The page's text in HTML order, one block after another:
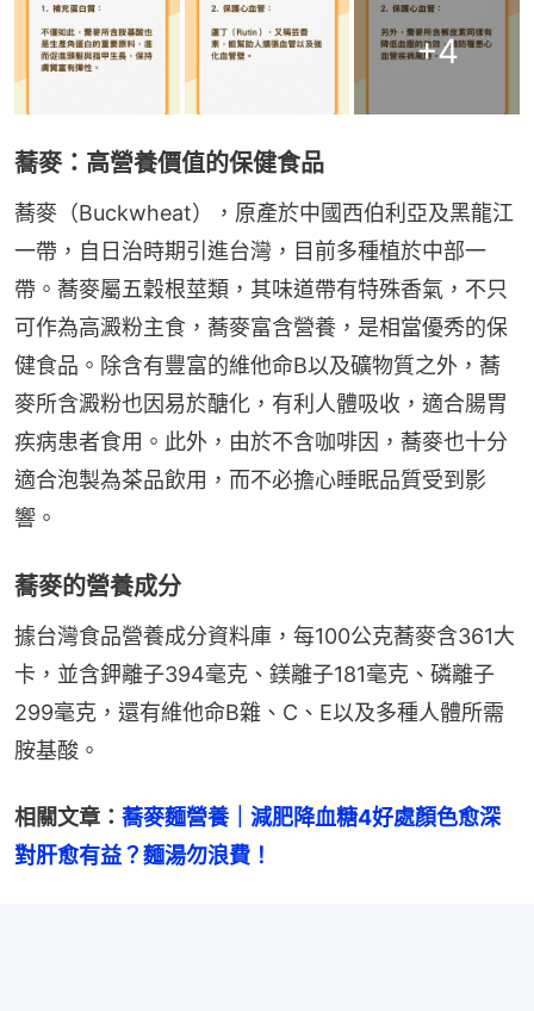
+4
蕎麥：高營養價值的保健食品
蕎麥（Buckwheat），原產於中國西伯利亞及黑龍江
一帶，自日治時期引進台灣，目前多種植於中部一
帶。蕎麥屬五穀根莖類，其味道帶有特殊香氣，不只
可作為高澱粉主食，蕎麥富含營養，是相當優秀的保
健食品。除含有豐富的維他命B以及礦物質之外，蕎
麥所含澱粉也因易於醣化，有利人體吸收，適合腸胃
疾病患者食用。此外，由於不含咖啡因，蕎麥也十分
適合泡製為茶品飲用，而不必擔心睡眠品質受到影
響。
蕎麥的營養成分
據台灣食品營養成分資料庫，每100公克蕎麥含361大
卡，並含鉀離子394毫克、鎂離子181毫克、磷離子
299毫克，還有維他命B雜、C、E以及多種人體所需
胺基酸。
相關文章： 蕎麥麵營養｜減肥降血糖4好處顏色愈深
對肝愈有益？麵湯勿浪費！